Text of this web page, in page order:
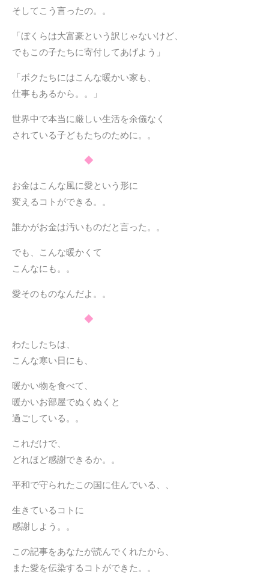
そしてこう言ったの。。
「ぼくらは大富豪という訳じゃないけど、
でもこの子たちに寄付してあげよう」
「ボクたちにはこんな暖かい家も、
仕事もあるから。。」
世界中で本当に厳しい生活を余儀なく
されている子どもたちのために。。
◆
お金はこんな風に愛という形に
変えるコトができる。。
誰かがお金は汚いものだと言った。。
でも、こんな暖かくて
こんなにも。。
愛そのものなんだよ。。
◆
わたしたちは、
こんな寒い日にも、
暖かい物を食べて、
暖かいお部屋でぬくぬくと
過ごしている。。
これだけで、
どれほど感謝できるか。。
平和で守られたこの国に住んでいる、、
生きているコトに
感謝しよう。。
この記事をあなたが読んでくれたから、
また愛を伝染するコトができた。。